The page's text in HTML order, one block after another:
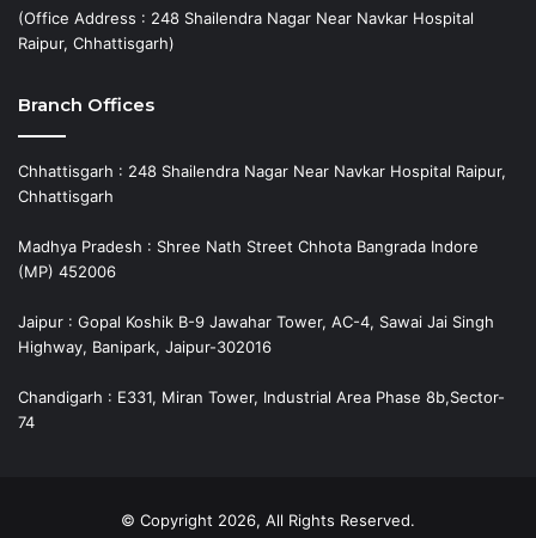
(Office Address : 248 Shailendra Nagar Near Navkar Hospital
Raipur, Chhattisgarh)
Branch Offices
Chhattisgarh : 248 Shailendra Nagar Near Navkar Hospital Raipur,
Chhattisgarh
Madhya Pradesh : Shree Nath Street Chhota Bangrada Indore
(MP) 452006
Jaipur : Gopal Koshik B-9 Jawahar Tower, AC-4, Sawai Jai Singh
Highway, Banipark, Jaipur-302016
Chandigarh : E331, Miran Tower, Industrial Area Phase 8b,Sector-
74
© Copyright 2026, All Rights Reserved.